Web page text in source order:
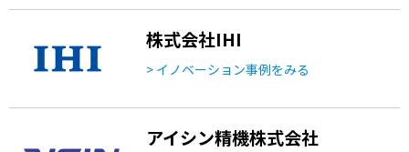
株式会社IHI
> イノベーション事例をみる
アイシン精機株式会社